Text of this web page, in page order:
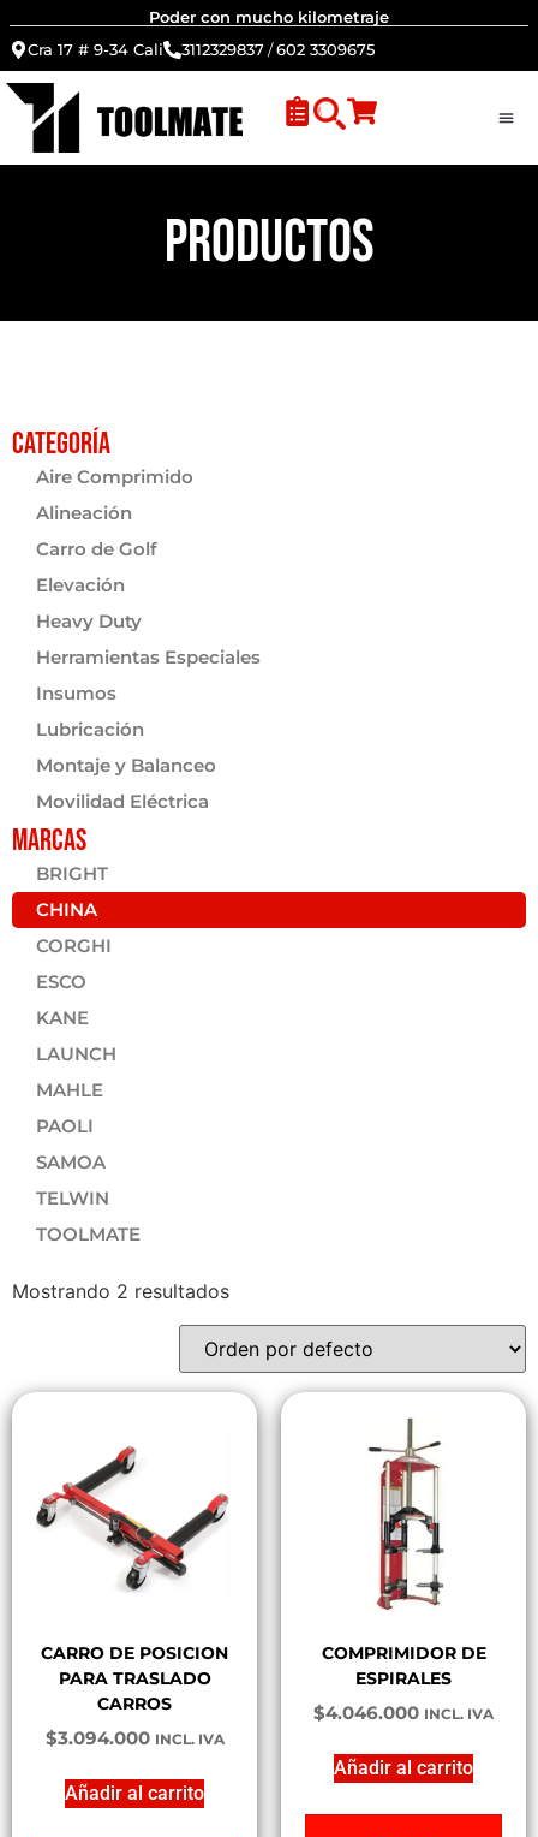
Poder con mucho kilometraje
Cra 17 # 9-34 Cali
3112329837/602 3309675
PRODUCTOS
Categoría
Aire Comprimido
Alineación
Carro de Golf
Elevación
Heavy Duty
Herramientas Especiales
Insumos
Lubricación
Montaje y Balanceo
Movilidad Eléctrica
Marcas
BRIGHT
CHINA
CORGHI
ESCO
KANE
LAUNCH
MAHLE
PAOLI
SAMOA
TELWIN
TOOLMATE
Mostrando 2 resultados
CARRO DE POSICION
PARA TRASLADO
CARROS
$3.094.000 INCL. IVA
Añadir al carrito
COMPRIMIDOR DE
ESPIRALES
$4.046.000 INCL. IVA
Añadir al carrito